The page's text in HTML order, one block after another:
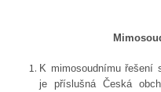
K mimosoudnímu řešení
je příslušná Česká